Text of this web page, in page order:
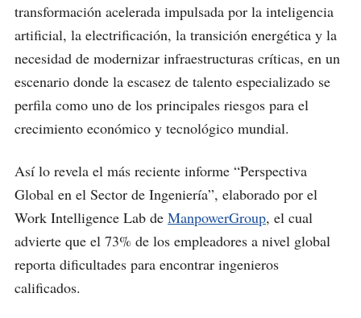
transformación acelerada impulsada por la inteligencia
artificial, la electrificación, la transición energética y la
necesidad de modernizar infraestructuras críticas, en un
escenario donde la escasez de talento especializado se
perfila como uno de los principales riesgos para el
crecimiento económico y tecnológico mundial.
Así lo revela el más reciente informe “Perspectiva
Global en el Sector de Ingeniería”, elaborado por el
Work Intelligence Lab de ManpowerGroup, el cual
advierte que el 73% de los empleadores a nivel global
reporta dificultades para encontrar ingenieros
calificados.